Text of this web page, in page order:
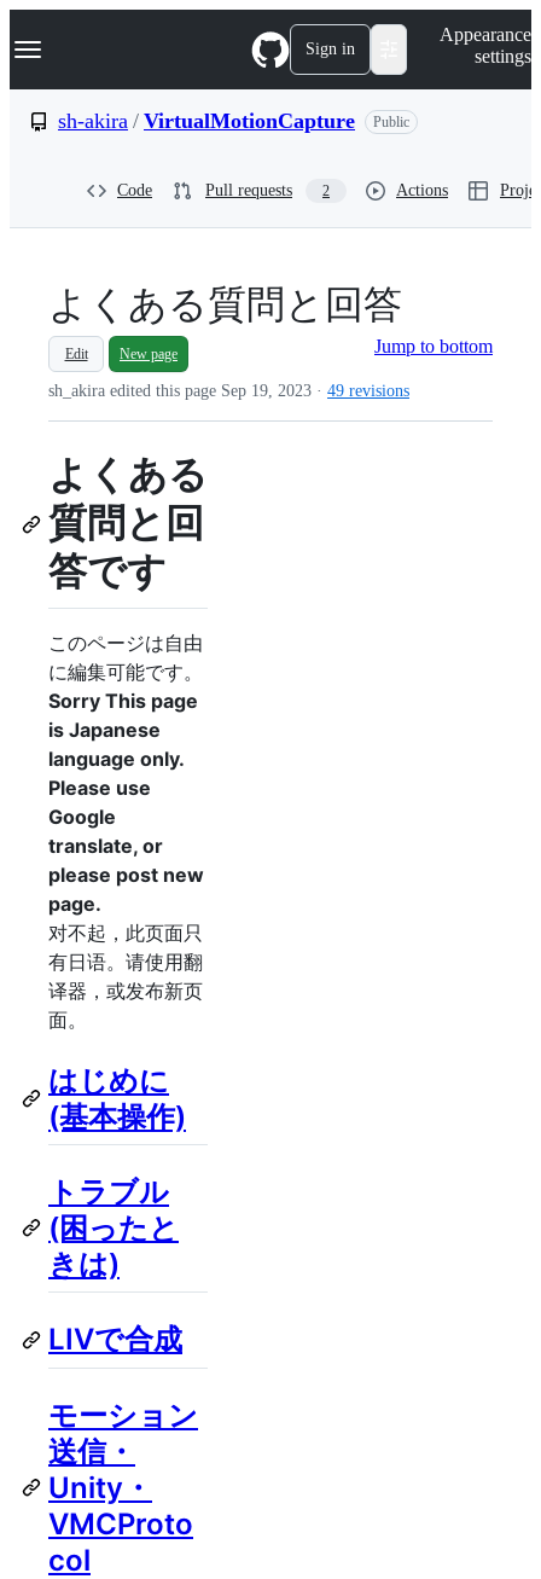
k
p
Navigation Menu Sign in
Appearance
settings
sh-akira / VirtualMotionCapture Public
Code Pull requests 2 Actions
よくある質問と回答
Jump to bottom
Edit New page
sh_akira edited this page Sep 19, 2023 · 49 revisions
よくある
質問と回
答です
このページは自由
に編集可能です。
Sorry This page
is Japanese
language only.
Please use
Google
translate, or
please post new
page.
对不起，此页面只
有日语。请使用翻
译器，或发布新页
面。
はじめに
(基本操作)
トラブル
(困ったと
きは)
LIVで合成
モーション
送信・
Unity・
VMCProto
col